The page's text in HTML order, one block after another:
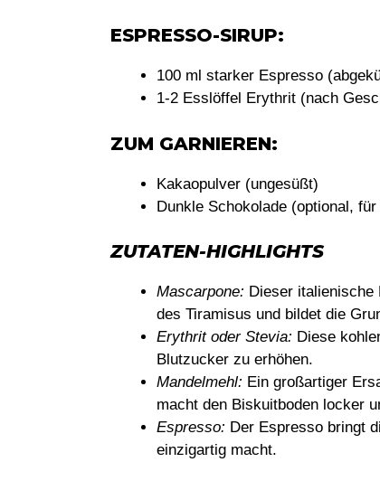
ESPRESSO-SIRUP:
100 ml starker Espresso
1-2 Esslöffel Erythrit (nach
ZUM GARNIEREN:
Kakaopulver (ungesüßt)
Dunkle Schokolade (optional,
ZUTATEN-HIGHLIGHTS
Mascarpone: Dieser italienische
des Tiramisus und bildet die
Erythrit oder Stevia: Diese
Blutzucker zu erhöhen.
Mandelmehl: Ein großartiger
macht den Biskuitboden locker
Espresso: Der Espresso bringt
einzigartig macht.